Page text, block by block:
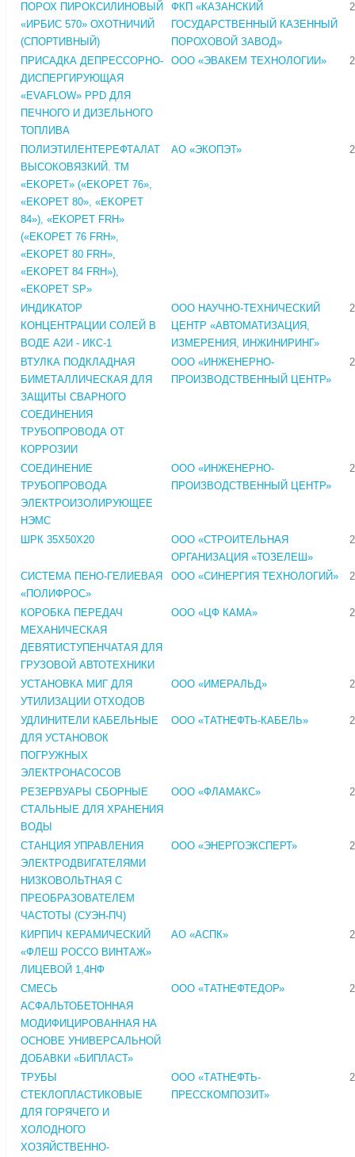
ПОРОХ ПИРОКСИЛИНОВЫЙ
«ИРБИС 570» ОХОТНИЧИЙ
(СПОРТИВНЫЙ)
ФКП «КАЗАНСКИЙ
ГОСУДАРСТВЕННЫЙ КАЗЕННЫЙ
ПОРОХОВОЙ ЗАВОД»
ПРИСАДКА ДЕПРЕССОРНО-
ДИСПЕРГИРУЮЩАЯ
«EVAFLOW» PPD ДЛЯ
ПЕЧНОГО И ДИЗЕЛЬНОГО
ТОПЛИВА
ООО «ЭВАКЕМ ТЕХНОЛОГИИ»
ПОЛИЭТИЛЕНТЕРЕФТАЛАТ
ВЫСОКОВЯЗКИЙ. ТМ
«EKOPET» («EKOPET 76»,
«EKOPET 80», «EKOPET
84»), «EKOPET FRH»
(«EKOPET 76 FRH»,
«EKOPET 80 FRH»,
«EKOPET 84 FRH»),
«EKOPET SP»
АО «ЭКОПЭТ»
ИНДИКАТОР
КОНЦЕНТРАЦИИ СОЛЕЙ В
ВОДЕ А2И - ИКС-1
ООО НАУЧНО-ТЕХНИЧЕСКИЙ
ЦЕНТР «АВТОМАТИЗАЦИЯ,
ИЗМЕРЕНИЯ, ИНЖИНИРИНГ»
ВТУЛКА ПОДКЛАДНАЯ
БИМЕТАЛЛИЧЕСКАЯ ДЛЯ
ЗАЩИТЫ СВАРНОГО
СОЕДИНЕНИЯ
ТРУБОПРОВОДА ОТ
КОРРОЗИИ
ООО «ИНЖЕНЕРНО-
ПРОИЗВОДСТВЕННЫЙ ЦЕНТР»
СОЕДИНЕНИЕ
ТРУБОПРОВОДА
ЭЛЕКТРОИЗОЛИРУЮЩЕЕ
НЭМС
ООО «ИНЖЕНЕРНО-
ПРОИЗВОДСТВЕННЫЙ ЦЕНТР»
ШРК 35Х50Х20
ООО «СТРОИТЕЛЬНАЯ
ОРГАНИЗАЦИЯ «ТОЗЕЛЕШ»
СИСТЕМА ПЕНО-ГЕЛИЕВАЯ
«ПОЛИФРОС»
ООО «СИНЕРГИЯ ТЕХНОЛОГИЙ»
КОРОБКА ПЕРЕДАЧ
МЕХАНИЧЕСКАЯ
ДЕВЯТИСТУПЕНЧАТАЯ ДЛЯ
ГРУЗОВОЙ АВТОТЕХНИКИ
ООО «ЦФ КАМА»
УСТАНОВКА МИГ ДЛЯ
УТИЛИЗАЦИИ ОТХОДОВ
ООО «ИМЕРАЛЬД»
УДЛИНИТЕЛИ КАБЕЛЬНЫЕ
ДЛЯ УСТАНОВОК
ПОГРУЖНЫХ
ЭЛЕКТРОНАСОСОВ
ООО «ТАТНЕФТЬ-КАБЕЛЬ»
РЕЗЕРВУАРЫ СБОРНЫЕ
СТАЛЬНЫЕ ДЛЯ ХРАНЕНИЯ
ВОДЫ
ООО «ФЛАМАКС»
СТАНЦИЯ УПРАВЛЕНИЯ
ЭЛЕКТРОДВИГАТЕЛЯМИ
НИЗКОВОЛЬТНАЯ С
ПРЕОБРАЗОВАТЕЛЕМ
ЧАСТОТЫ (СУЭН-ПЧ)
ООО «ЭНЕРГОЭКСПЕРТ»
КИРПИЧ КЕРАМИЧЕСКИЙ
«ФЛЕШ РОССО ВИНТАЖ»
ЛИЦЕВОЙ 1,4НФ
АО «АСПК»
СМЕСЬ
АСФАЛЬТОБЕТОННАЯ
МОДИФИЦИРОВАННАЯ НА
ОСНОВЕ УНИВЕРСАЛЬНОЙ
ДОБАВКИ «БИПЛАСТ»
ООО «ТАТНЕФТЕДОР»
ТРУБЫ
СТЕКЛОПЛАСТИКОВЫЕ
ДЛЯ ГОРЯЧЕГО И
ХОЛОДНОГО
ХОЗЯЙСТВЕННО-
ООО «ТАТНЕФТЬ-
ПРЕССКОМПОЗИТ»